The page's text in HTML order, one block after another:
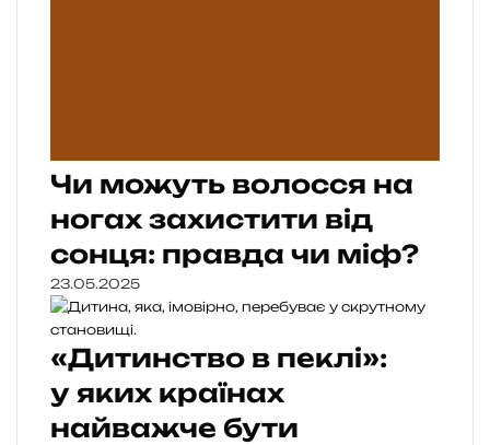
Чи можуть волосся на
ногах захистити від
сонця: правда чи міф?
23.05.2025
«Дитинство в пеклі»:
у яких країнах
найважче бути